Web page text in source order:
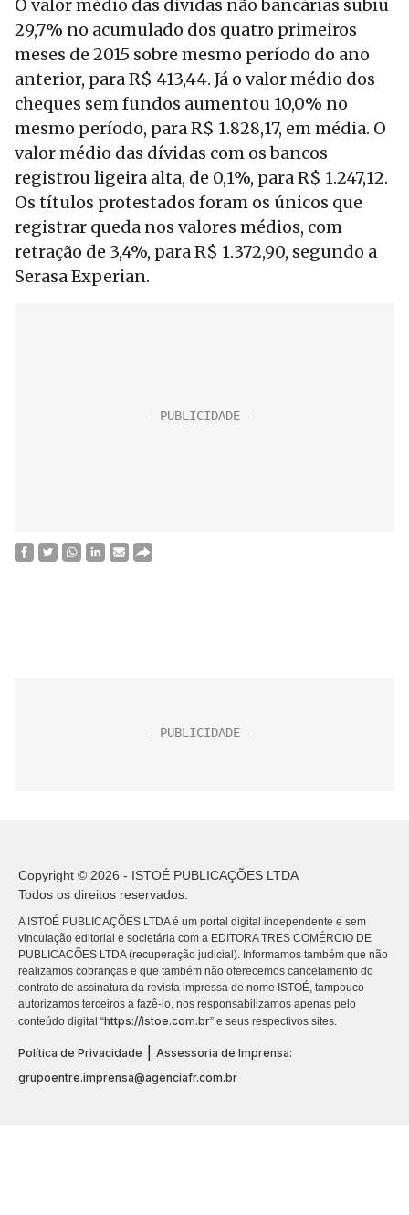
O valor médio das dívidas não bancárias subiu
29,7% no acumulado dos quatro primeiros
meses de 2015 sobre mesmo período do ano
anterior, para R$ 413,44. Já o valor médio dos
cheques sem fundos aumentou 10,0% no
mesmo período, para R$ 1.828,17, em média. O
valor médio das dívidas com os bancos
registrou ligeira alta, de 0,1%, para R$ 1.247,12.
Os títulos protestados foram os únicos que
registrar queda nos valores médios, com
retração de 3,4%, para R$ 1.372,90, segundo a
Serasa Experian.
Copyright © 2026 - ISTOÉ PUBLICAÇÕES LTDA
Todos os direitos reservados.
A ISTOÉ PUBLICAÇÕES LTDA é um portal digital independente e sem
vinculação editorial e societária com a EDITORA TRES COMÉRCIO DE
PUBLICACÕES LTDA (recuperação judicial). Informamos também que não
realizamos cobranças e que também não oferecemos cancelamento do
contrato de assinatura da revista impressa de nome ISTOÉ, tampouco
autorizamos terceiros a fazê-lo, nos responsabilizamos apenas pelo
conteúdo digital “https://istoe.com.br” e seus respectivos sites.
Política de Privacidade
Assessoria de Imprensa:
grupoentre.imprensa@agenciafr.com.br